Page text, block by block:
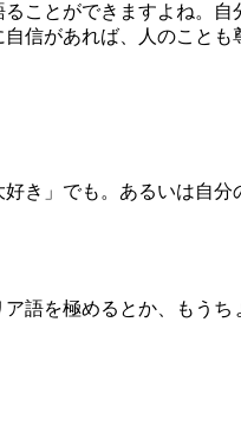
とができますよね。
信があれば、人のことも
」でも。あるいは自分
を極めるとか、もう